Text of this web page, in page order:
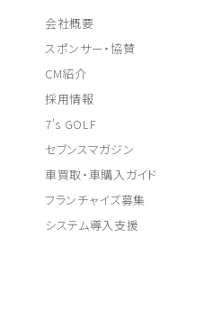
会社概要
スポンサー・協賛
CM紹介
採用情報
7's GOLF
セブンスマガジン
車買取・車購入ガイド
フランチャイズ募集
システム導入支援